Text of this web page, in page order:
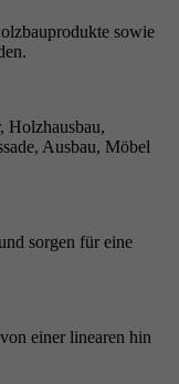
sowie
Holzhausbau,
Ausbau, Möbel
sorgen für eine
einer linearen hin